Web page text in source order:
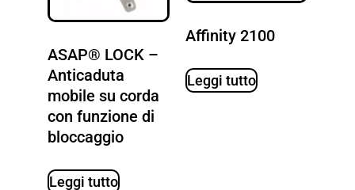
ASAP® LOCK –
Anticaduta
mobile su corda
con funzione di
bloccaggio
Leggi tutto
Affinity 2100
Leggi tutto